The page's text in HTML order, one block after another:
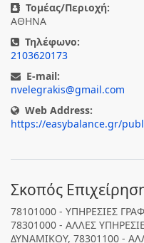
Τομέας/Περιοχή:
ΑΘΗΝΑ
Τηλέφωνο:
2103620173
E-mail:
nvelegrakis@gmail.com
Web Address:
https://easybalance.gr/
Σκοπός
78101000 - ΥΠΗΡΕΣΙΕΣ
78301000 - ΑΛΛΕΣ
ΔΥΝΑΜΙΚΟΥ, 78301100 -